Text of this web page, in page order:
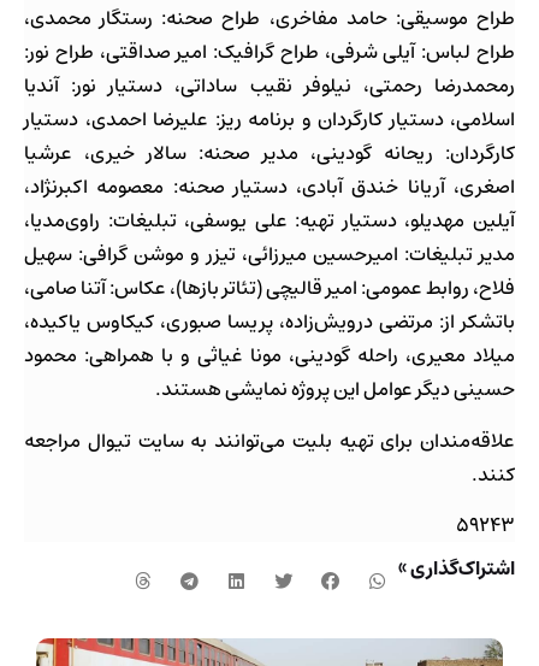
طراح موسیقی: حامد ‌مفاخری، طراح صحنه: رستگار محمدی،
طراح لباس: آیلی ‌شرفی، طراح گرافیک: امیر ‌صداقتی، طراح نور:
رمحمدرضا ‌رحمتی، نیلوفر ‌نقیب ‌ساداتی، دستیار نور: آندیا
‌اسلامی، دستیار کارگردان و برنامه ریز: علیرضا ‌احمدی، دستیار
کارگردان: ریحانه ‌گودینی، مدیر صحنه: سالار ‌خیری، عرشیا
‌اصغری، آریانا ‌خندق ‌آبادی، دستیار صحنه: معصومه ‌اکبرنژاد،
آیلین مهدیلو، دستیار تهیه: علی ‌یوسفی، تبلیغات: راوی‌مدیا،
مدیر تبلیغات: امیرحسین ‌میرزائی، تیزر و موشن گرافی: سهیل
‌فلاح، روابط عمومی: امیر ‌قالیچی (تئاتر ‌بازها)، عکاس: آتنا ‌صامی،
باتشکر از: مرتضی ‌درویش‌زاده، پریسا صبوری، کیکاوس یاکیده،
میلاد ‌معیری، راحله ‌گودینی، مونا ‌غیاثی و با همراهی: محمود
حسینی دیگر عوامل این پروژه نمایشی هستند.
علاقه‌مندان برای تهیه بلیت می‌توانند به سایت‌ تیوال مراجعه
کنند.
۵۹۲۴۳
اشتراک‌گذاری »